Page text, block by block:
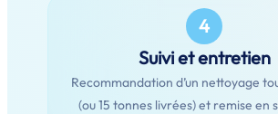
4
Suivi et entretien
Recommandation d’un nettoyage
(ou 15 tonnes livrées) et remise en